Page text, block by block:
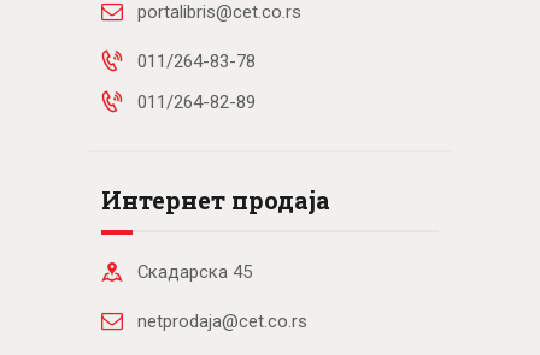
portalibris@cet.co.rs
011/264-83-78
011/264-82-89
Интернет продаја
Скадарска 45
netprodaja@cet.co.rs